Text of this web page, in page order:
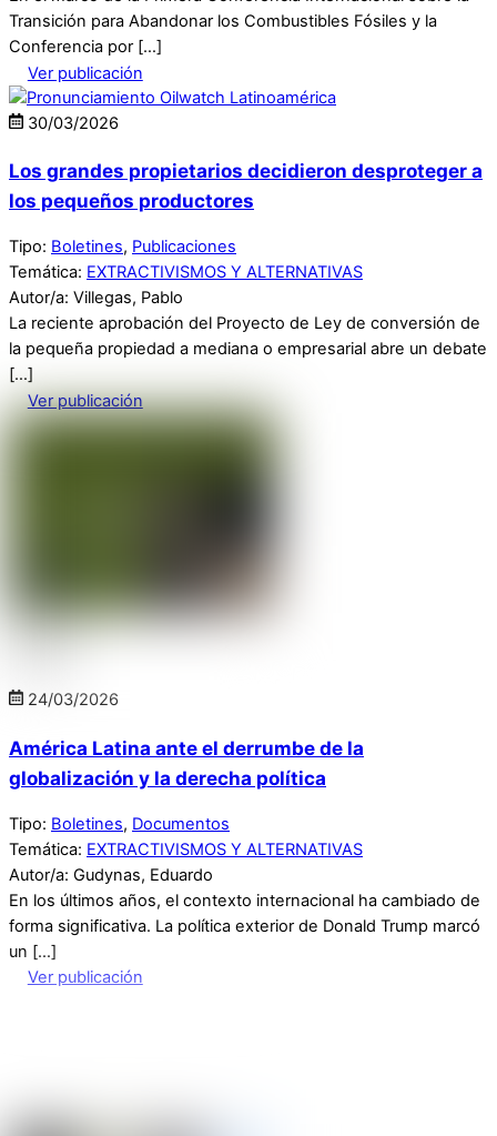
Transición para Abandonar los Combustibles Fósiles y la
Conferencia por […]
Ver publicación
30/03/2026
Los grandes propietarios decidieron desproteger a
los pequeños productores
Tipo: Boletines, Publicaciones
Temática: EXTRACTIVISMOS Y ALTERNATIVAS
Autor/a: Villegas, Pablo
La reciente aprobación del Proyecto de Ley de conversión de
la pequeña propiedad a mediana o empresarial abre un debate
[…]
Ver publicación
24/03/2026
América Latina ante el derrumbe de la
globalización y la derecha política
Tipo: Boletines, Documentos
Temática: EXTRACTIVISMOS Y ALTERNATIVAS
Autor/a: Gudynas, Eduardo
En los últimos años, el contexto internacional ha cambiado de
forma significativa. La política exterior de Donald Trump marcó
un […]
Ver publicación